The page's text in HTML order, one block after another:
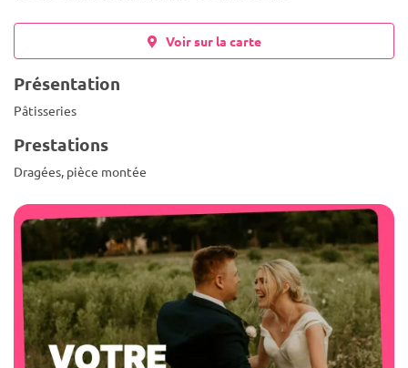
Voir sur la carte
Présentation
Pâtisseries
Prestations
Dragées, pièce montée